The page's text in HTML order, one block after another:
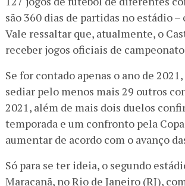
são 360 dias de partidas no estádio
Vale ressaltar que, atualmente, o
receber jogos oficiais de
Se for contado apenas o ano de
sediar pelo menos mais 29 outros
2021, além de mais dois duelos
temporada e um confronto pela
aumentar de acordo com o avanço
Só para se ter ideia, o segundo
Maracanã, no Rio de Janeiro (RJ),